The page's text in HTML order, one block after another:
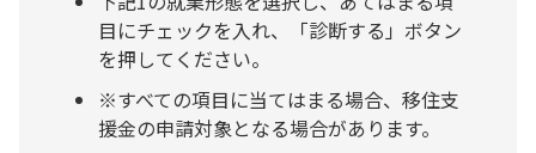
目にチェックを入れ、「診断する」ボタン
を押してください。
※すべての項目に当てはまる場合、移住支
援金の申請対象となる場合があります。